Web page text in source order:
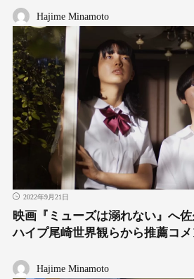
Hajime Minamoto
2022年9月21日
映画『ミューズは溺れない』へ
ハイプ尾崎世界観らから推薦コ
Hajime Minamoto